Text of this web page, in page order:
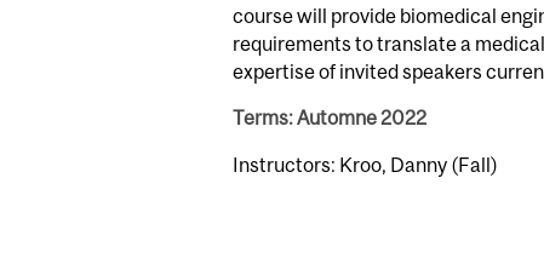
course will provide biomedical
requirements to translate a
expertise of invited speakers
Terms: Automne 2022
Instructors: Kroo, Danny (Fall)